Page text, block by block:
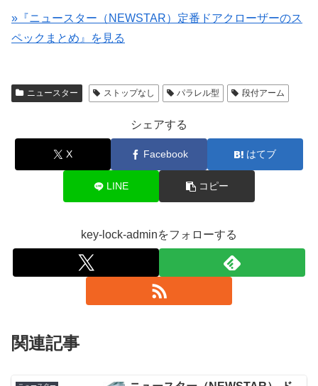
»『ニュースター（NEWSTAR）定番ドアクローザーのス
ペックまとめ』を見る
ニュースター ストップなし パラレル型 段付アーム
シェアする
X Facebook はてブ
LINE コピー
key-lock-adminをフォローする
関連記事